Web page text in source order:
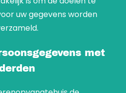
uw gegevens worden
met